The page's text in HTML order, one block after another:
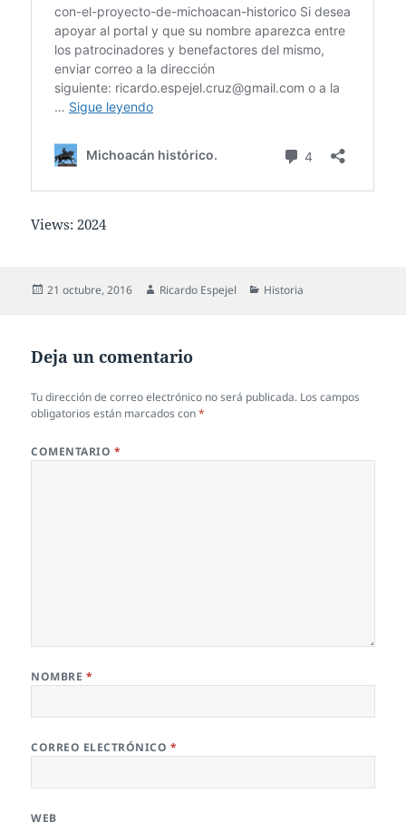
Views: 2024
Publicado
21 octubre, 2016 Autor
Ricardo Espejel Categorías
Historia
Deja un comentario
Tu dirección de correo electrónico no será publicada. Los campos
obligatorios están marcados con*
COMENTARIO *
NOMBRE *
CORREO ELECTRÓNICO *
WEB